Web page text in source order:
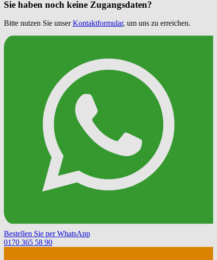
Sie haben noch keine Zugangsdaten?
Bitte nutzen Sie unserKontaktformular, um uns zu erreichen.
Bestellen Sie per WhatsApp
0170 365 58 90